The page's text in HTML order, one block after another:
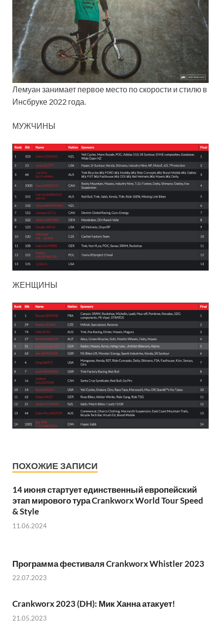
Лемуан занимает первое место по скорости и стилю в
Инсбруке 2022 года.
МУЖЧИНЫ
ЖЕНЩИНЫ
ПОХОЖИЕ ЗАПИСИ
14 июня стартует единственный европейский
этап мирового тура Crankworx World Tour Speed
& Style
11.06.2024
Программа фестиваля Crankworx Whistler 2023
22.07.2023
Crankworx 2023 (DH): Мик Ханна атакует!
21.05.2023